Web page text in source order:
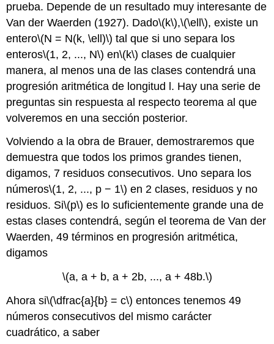
prueba. Depende de un resultado muy interesante de
Van der Waerden (1927). Dado\(k\),\(\ell\), existe un
entero\(N = N(k, \ell)\) tal que si uno separa los
enteros\(1, 2, ..., N\) en\(k\) clases de cualquier
manera, al menos una de las clases contendrá una
progresión aritmética de longitud l. Hay una serie de
preguntas sin respuesta al respecto teorema al que
volveremos en una sección posterior.
Volviendo a la obra de Brauer, demostraremos que
demuestra que todos los primos grandes tienen,
digamos, 7 residuos consecutivos. Uno separa los
números\(1, 2, ..., p − 1\) en 2 clases, residuos y no
residuos. Si\(p\) es lo suficientemente grande una de
estas clases contendrá, según el teorema de Van der
Waerden, 49 términos en progresión aritmética,
digamos
\(a, a + b, a + 2b, ..., a + 48b.\)
Ahora si\(\dfrac{a}{b} = c\) entonces tenemos 49
números consecutivos del mismo carácter
cuadrático, a saber